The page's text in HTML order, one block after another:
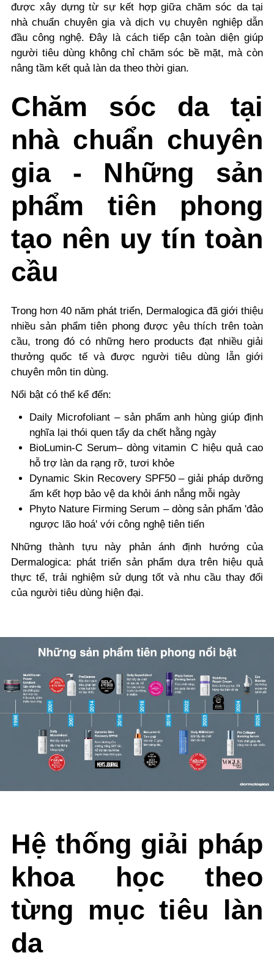
được xây dựng từ sự kết hợp giữa chăm sóc da tại
nhà chuẩn chuyên gia và dịch vụ chuyên nghiệp dẫn
đầu công nghệ. Đây là cách tiếp cận toàn diện giúp
người tiêu dùng không chỉ chăm sóc bề mặt, mà còn
nâng tầm kết quả làn da theo thời gian.
Chăm sóc da tại
nhàchuẩn chuyên
gia- Những sản
phẩm tiên phong
tạo nên uy tín toàn
cầu
Trong hơn 40 năm phát triển, Dermalogica đã giới thiệu
nhiều sản phẩm tiên phong được yêu thích trên toàn
cầu, trong đó có những hero products đạt nhiều giải
thưởng quốc tế và được người tiêu dùng lẫn giới
chuyên môn tin dùng.
Nổi bật có thể kể đến:
Daily Microfoliant – sản phẩm anh hùng giúp định
nghĩa lại thói quen tẩy da chết hằng ngày
BioLumin-C Serum– dòng vitamin C hiệu quả cao
hỗ trợ làn da rạng rỡ, tươi khỏe
Dynamic Skin Recovery SPF50 – giải pháp dưỡng
ẩm kết hợp bảo vệ da khỏi ánh nắng mỗi ngày
Phyto Nature Firming Serum – dòng sản phẩm 'đảo
ngược lão hoá' với công nghệ tiên tiến
Những thành tựu này phản ánh định hướng của
Dermalogica: phát triển sản phẩm dựa trên hiệu quả
thực tế, trải nghiệm sử dụng tốt và nhu cầu thay đổi
của người tiêu dùng hiện đại.
Hệ thống giải pháp
khoa học theo
từng mục tiêu làn
da